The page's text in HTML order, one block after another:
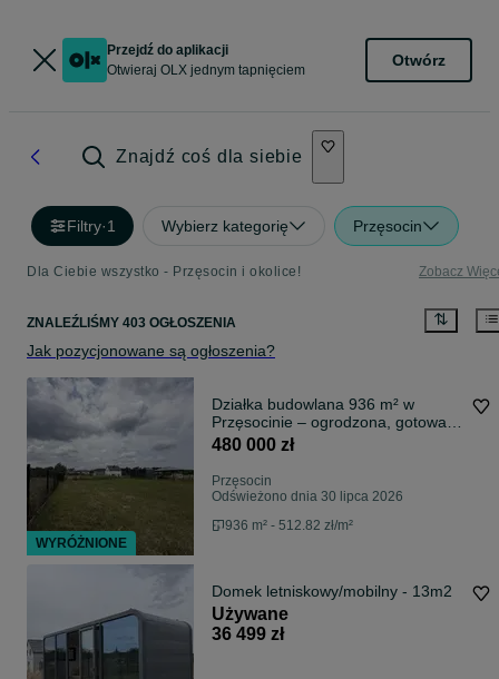
Przejdź do aplikacji
Otwieraj OLX jednym tapnięciem
Otwórz
Znajdź coś dla siebie
Filtry·1 Wybierz kategorię Przęsocin
Dla Ciebie wszystko - Przęsocin i okolice! Zobacz
ZNALEŹLIŚMY 403 OGŁOSZENIA
Jak pozycjonowane są ogłoszenia?
Działka budowlana 936 m² w
Przęsocinie – ogrodzona, gotowa
do budowy!
480 000 zł
Przęsocin
Odświeżono dnia 30 lipca 2026
936 m² - 512.82 zł/m²
Domek letniskowy/mobilny - 13m2
Używane
36 499 zł
WYRÓŻNIONE